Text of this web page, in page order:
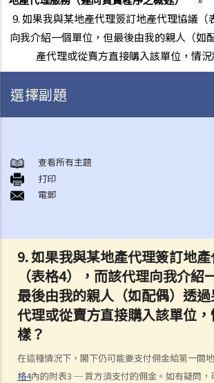
9. 如果我與某地產代理簽訂地產代理協議（
向我介紹一個單位，但最後由我的親人（如
產代理或從賣方直接購入該單位，情況
9. 如果我與某地產代理簽訂地
（表格4），而該代理向我介紹
最後由我的親人（如配偶）透
代理或從賣方直接購入該單位
樣？
在這種情況下，閣下仍可能要支付佣金給第一間
格4內的附表3 ─ 買方須支付的佣金。如有疑問，
選擇副題
1. 我在一幢多層大廈內擁有一個單位，我是否持有
2. 物業擁有權之形式有幾多種類？「全權擁有」、
權共有」有何分別？
4. 我不是物業的登記 / 註冊業主（在土地註冊處
人的姓名），但該物業的全部或部分樓價由我支付
話事權？我可否阻止「註冊業主」出售物業？
地產代理服務（連同買賣程序之概述）
1. 我想賣出自己的單位。地產代理可為我提供甚
2. 作為賣方 / 業主，如果我透過地產代理放售自己
簽署地產代理協議？
3. 地產代理可否同時為買賣雙方服務？
查看所有主題
打印
電郵